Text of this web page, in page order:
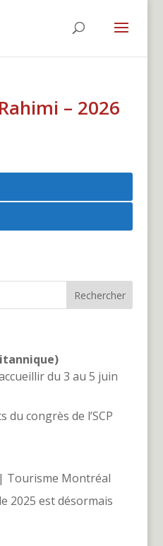
– 2026
du 3 au 5 juin
congrès de l’SCP
Tourisme Montréal
2025 est désormais